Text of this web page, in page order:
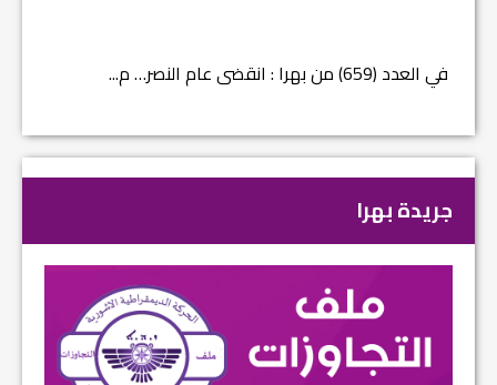
في العدد (659) من بهرا : انقضى عام النصر… م...
جريدة بهرا